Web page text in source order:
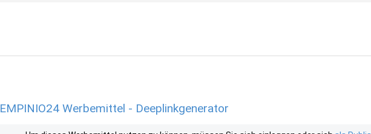
EMPINIO24 Werbemittel - Deeplinkgenerator